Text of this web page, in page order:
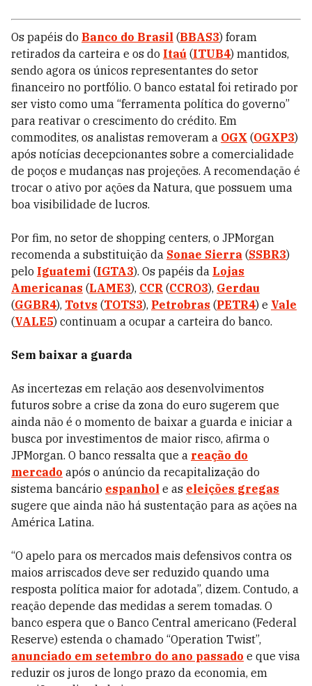
Os papéis do Banco do Brasil (BBAS3) foram
retirados da carteira e os do Itaú (ITUB4) mantidos,
sendo agora os únicos representantes do setor
financeiro no portfólio. O banco estatal foi retirado por
ser visto como uma “ferramenta política do governo”
para reativar o crescimento do crédito. Em
commodites, os analistas removeram a OGX (OGXP3)
após notícias decepcionantes sobre a comercialidade
de poços e mudanças nas projeções. A recomendação é
trocar o ativo por ações da Natura, que possuem uma
boa visibilidade de lucros.
Por fim, no setor de shopping centers, o JPMorgan
recomenda a substituição da Sonae Sierra (SSBR3)
pelo Iguatemi (IGTA3). Os papéis da Lojas
Americanas (LAME3), CCR (CCRO3), Gerdau
(GGBR4), Totvs (TOTS3), Petrobras (PETR4) e Vale
(VALE5) continuam a ocupar a carteira do banco.
Sem baixar a guarda
As incertezas em relação aos desenvolvimentos
futuros sobre a crise da zona do euro sugerem que
ainda não é o momento de baixar a guarda e iniciar a
busca por investimentos de maior risco, afirma o
JPMorgan. O banco ressalta que a reação do
mercado após o anúncio da recapitalização do
sistema bancário espanhol e as eleições gregas
sugere que ainda não há sustentação para as ações na
América Latina.
“O apelo para os mercados mais defensivos contra os
maios arriscados deve ser reduzido quando uma
resposta política maior for adotada”, dizem. Contudo, a
reação depende das medidas a serem tomadas. O
banco espera que o Banco Central americano (Federal
Reserve) estenda o chamado “Operation Twist”,
anunciado em setembro do ano passado e que visa
reduzir os juros de longo prazo da economia, em